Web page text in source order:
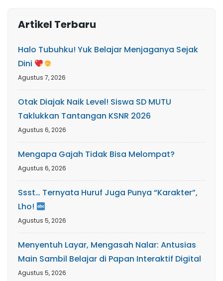
Artikel Terbaru
Halo Tubuhku! Yuk Belajar Menjaganya Sejak
Dini
Agustus 7, 2026
Otak Diajak Naik Level! Siswa SD MUTU
Taklukkan Tantangan KSNR 2026
Agustus 6, 2026
Mengapa Gajah Tidak Bisa Melompat?
Agustus 6, 2026
Ssst… Ternyata Huruf Juga Punya “Karakter”,
Lho!
Agustus 5, 2026
Menyentuh Layar, Mengasah Nalar: Antusias
Main Sambil Belajar di Papan Interaktif Digital
Agustus 5, 2026